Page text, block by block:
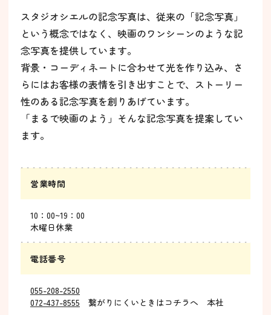
スタジオシエルの記念写真は、従来の「記念写真」
という概念ではなく、映画のワンシーンのような記
念写真を提供しています。
背景・コーディネートに合わせて光を作り込み、さ
らにはお客様の表情を引き出すことで、ストーリー
性のある記念写真を創りあげています。
「まるで映画のよう」そんな記念写真を提案してい
ます。
営業時間
10：00~19：00
木曜日休業
電話番号
055-208-2550
072-437-8555
繋がりにくいときはコチラへ 本社